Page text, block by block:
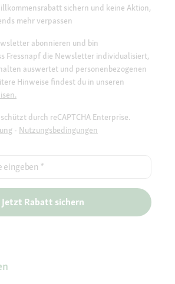
sichern und keine Aktion,
mehr verpassen
abonnieren und bin
Fressnapf die Newsletter individualisiert,
auswertet und personenbezogenen
Hinweise findest du in unseren
durch reCAPTCHA Enterprise.
- Nutzungsbedingungen
eingeben *
Jetzt Rabatt sichern